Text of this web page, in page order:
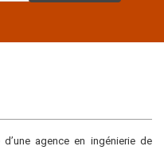
agence en ingénierie de